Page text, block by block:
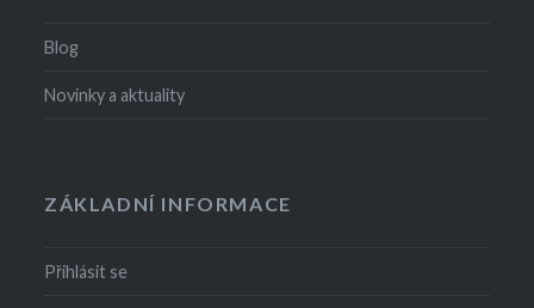
Blog
Novinky a aktuality
ZÁKLADNÍ INFORMACE
Přihlásit se